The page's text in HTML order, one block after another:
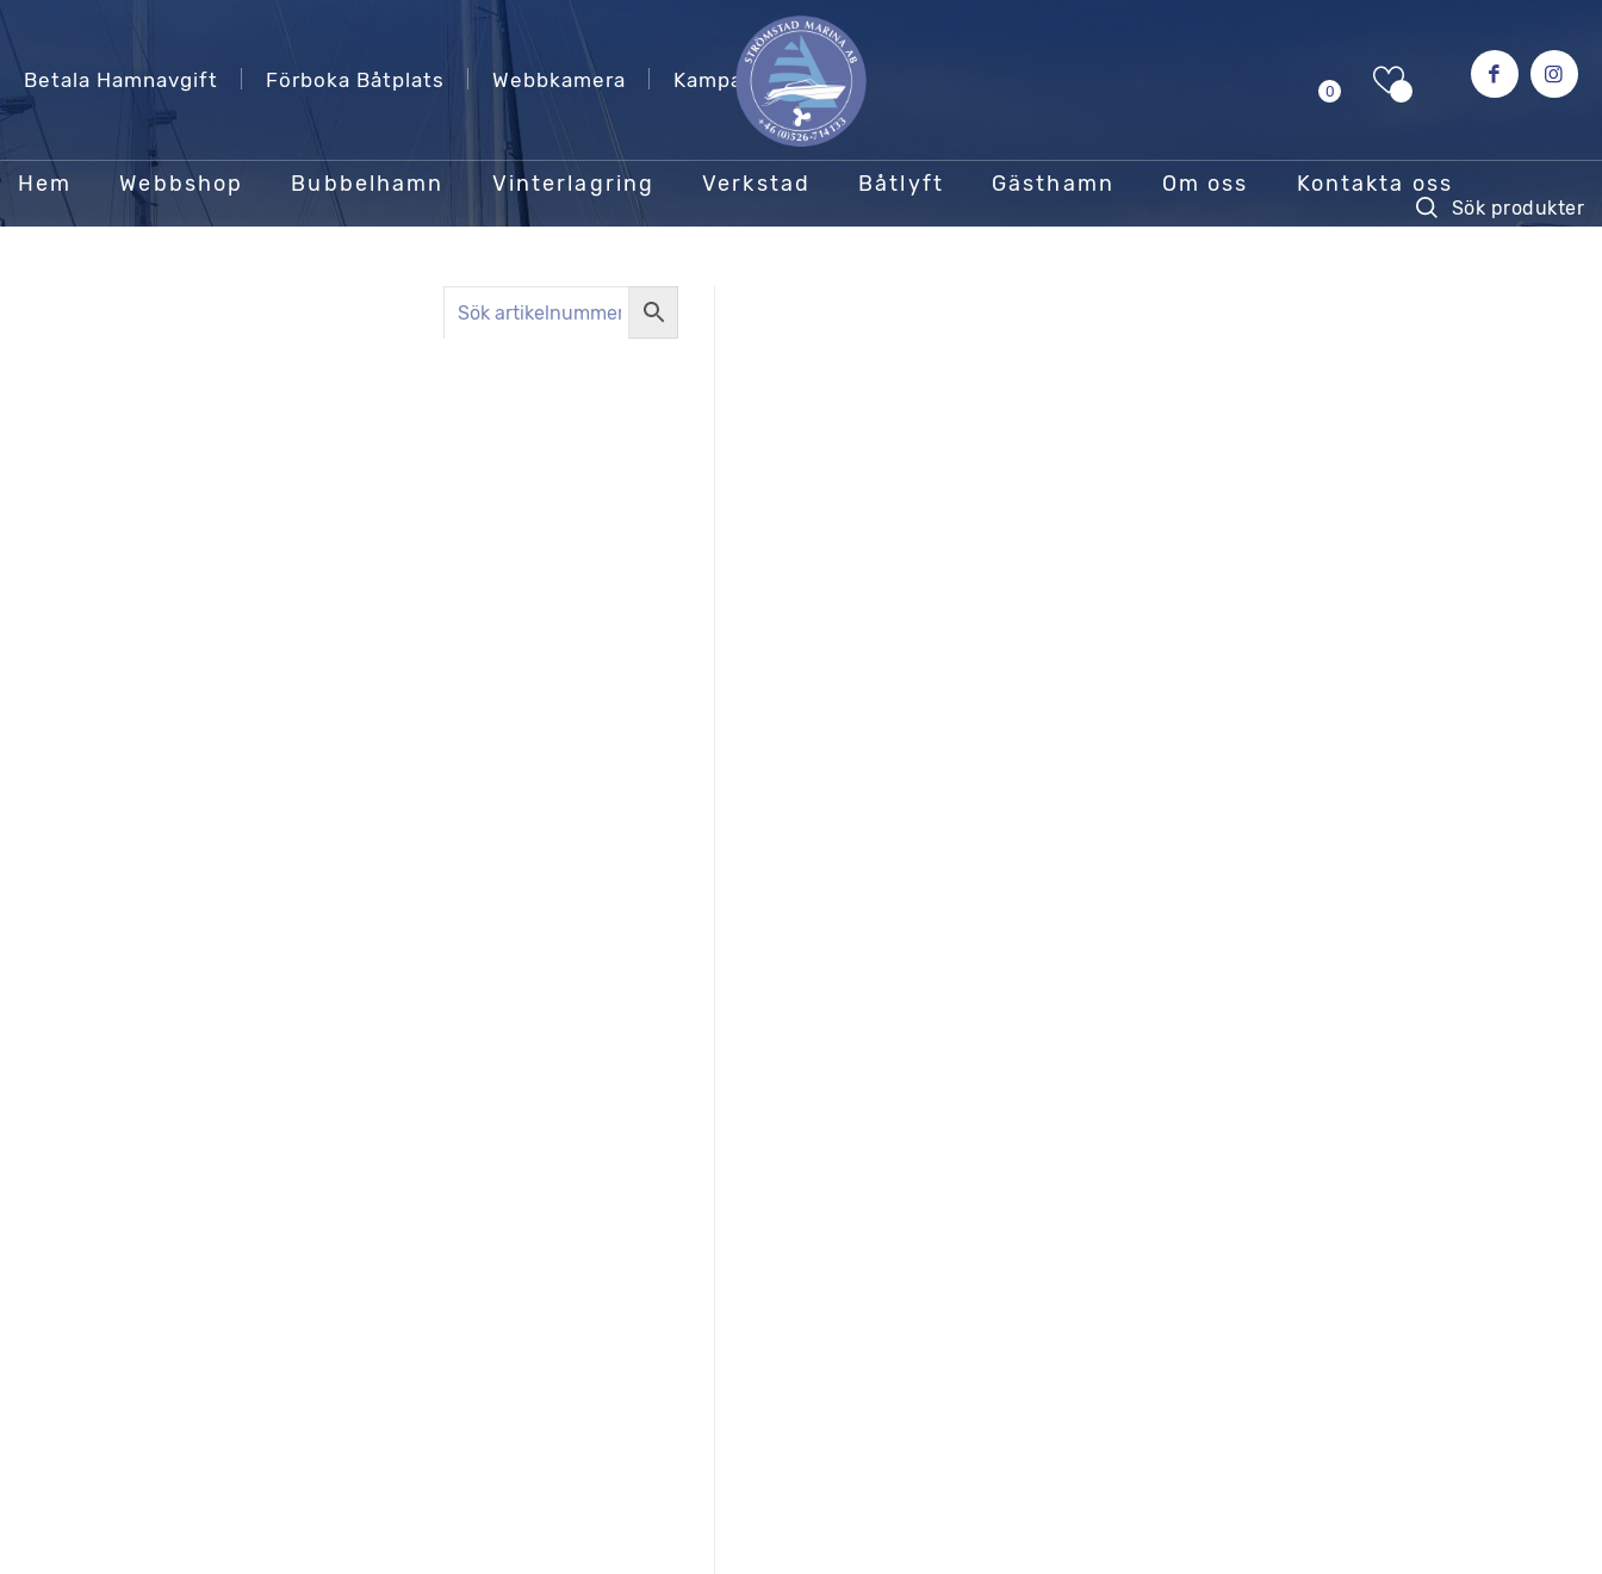
Betala Hamnavgift Förboka Båtplats Webbkamera Kampanjer 0
Hem Webbshop Bubbelhamn Vinterlagring Verkstad Båtlyft Gästhamn Om oss Kontakta oss